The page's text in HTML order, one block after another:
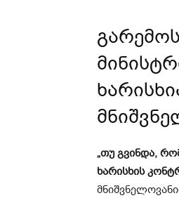
„თუ გვინდა,
ხარისხის